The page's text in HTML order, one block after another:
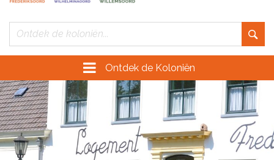
Ontdek de Koloniën